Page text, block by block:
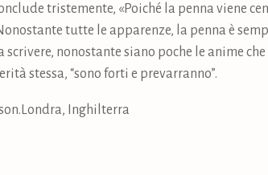
tristemente, «Poiché la penna viene
tutte le apparenze, la penna è
scrivere, nonostante siano poche le anime
stessa, “sono forti e prevarranno”.
Inghilterra